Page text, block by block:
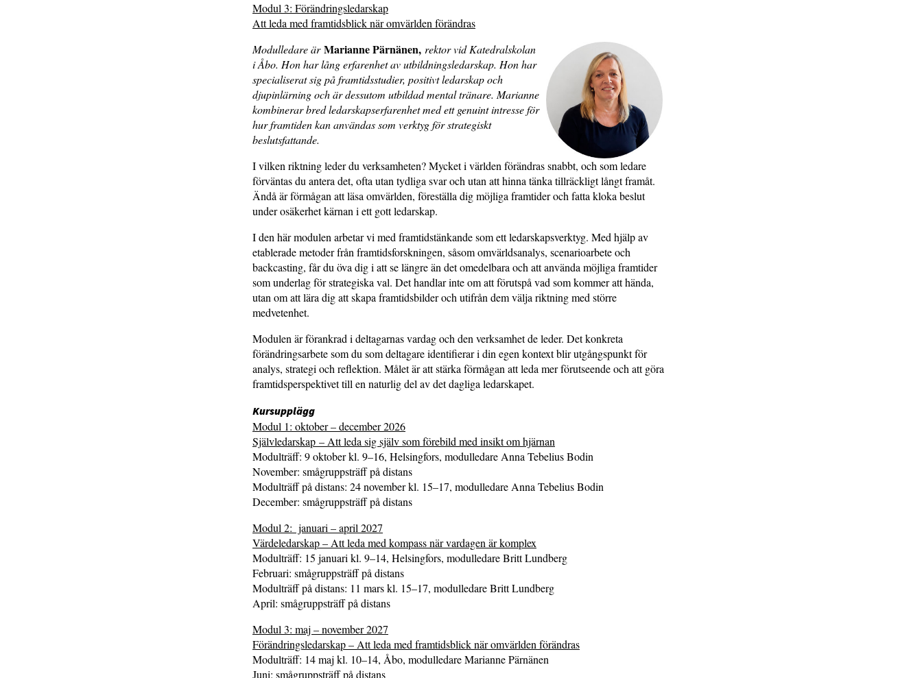
Modul 3: Förändringsledarskap
Att leda med framtidsblick när omvärlden förändras
Modulledare ärMarianne Pärnänen, rektor vid Katedralskolan
i Åbo. Hon har lång erfarenhet av utbildningsledarskap. Hon har
specialiserat sig på framtidsstudier, positivt ledarskap och
djupinlärning och är dessutom utbildad mental tränare. Marianne
kombinerar bred ledarskapserfarenhet med ett genuint intresse för
hur framtiden kan användas som verktyg för strategiskt
beslutsfattande.
I vilken riktning leder du verksamheten? Mycket i världen förändras snabbt, och som ledare
förväntas du antera det, ofta utan tydliga svar och utan att hinna tänka tillräckligt långt framåt.
Ändå är förmågan att läsa omvärlden, föreställa dig möjliga framtider och fatta kloka beslut
under osäkerhet kärnan i ett gott ledarskap.
I den här modulen arbetar vi med framtidstänkande som ett ledarskapsverktyg. Med hjälp av
etablerade metoder från framtidsforskningen, såsom omvärldsanalys, scenarioarbete och
backcasting, får du öva dig i att se längre än det omedelbara och att använda möjliga framtider
som underlag för strategiska val. Det handlar inte om att förutspå vad som kommer att hända,
utan om att lära dig att skapa framtidsbilder och utifrån dem välja riktning med större
medvetenhet.
Modulen är förankrad i deltagarnas vardag och den verksamhet de leder. Det konkreta
förändringsarbete som du som deltagare identifierar i din egen kontext blir utgångspunkt för
analys, strategi och reflektion. Målet är att stärka förmågan att leda mer förutseende och att göra
framtidsperspektivet till en naturlig del av det dagliga ledarskapet.
Kursupplägg
Modul 1: oktober – december 2026
Självledarskap – Att leda sig själv som förebild med insikt om hjärnan
Modulträff: 9 oktober kl. 9–16, Helsingfors, modulledare Anna Tebelius Bodin
November: smågruppsträff på distans
Modulträff på distans: 24 november kl. 15–17, modulledare Anna Tebelius Bodin
December: smågruppsträff på distans
Modul 2: januari – april 2027
Värdeledarskap – Att leda med kompass när vardagen är komplex
Modulträff: 15 januari kl. 9–14, Helsingfors, modulledare Britt Lundberg
Februari: smågruppsträff på distans
Modulträff på distans: 11 mars kl. 15–17, modulledare Britt Lundberg
April: smågruppsträff på distans
Modul 3: maj – november 2027
Förändringsledarskap – Att leda med framtidsblick när omvärlden förändras
Modulträff: 14 maj kl. 10–14, Åbo, modulledare Marianne Pärnänen
Juni: smågruppsträff på distans